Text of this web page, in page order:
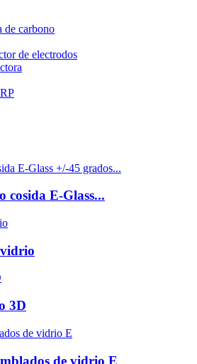
de carbono
de electrodos
cosida E-Glass...
3D
de vidrio E